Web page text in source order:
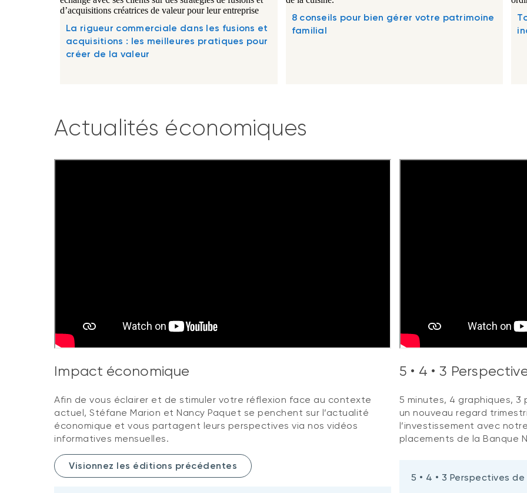
La rigueur commerciale dans les fusions et
acquisitions : les meilleures pratiques pour
créer de la valeur
8 conseils pour bien gérer votre patrimoine
familial
Actualités économiques
Impact économique
Afin de vous éclairer et de stimuler votre réflexion face au contexte
actuel, Stéfane Marion et Nancy Paquet se penchent sur l’actualité
économique et vous partagent leurs perspectives via nos vidéos
informatives mensuelles.
Visionnez les éditions précédentes
5 • 4 • 3
5 minutes, 4 graphiques, 3
un nouveau regard
l’investissement avec
placements de la Banque
5 • 4 • 3 Perspectives